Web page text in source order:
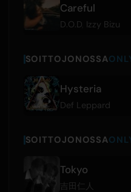
Careful
D.O.D, Izzy Bizu
SOITTOJONOSSA
Hysteria
Def Leppard
SOITTOJONOSSA
Tokyo
吉田仁人